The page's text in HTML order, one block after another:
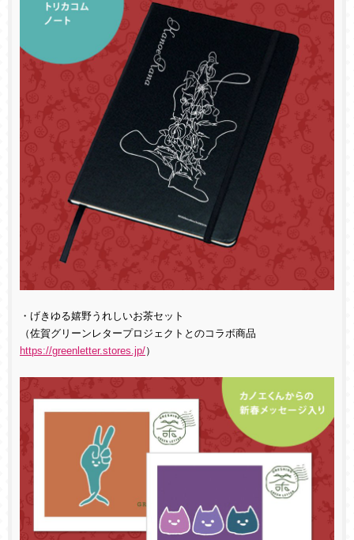
・げきゆる嬉野うれしいお茶セット
（佐賀グリーンレタープロジェクトとのコラボ商品
https://greenletter.stores.jp/）